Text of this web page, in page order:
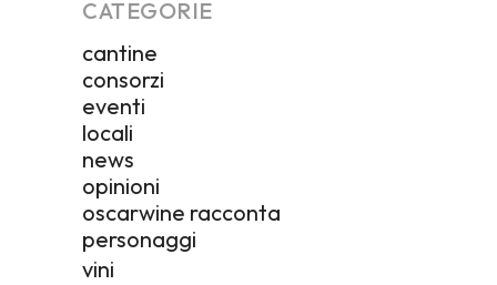
CATEGORIE
cantine
consorzi
eventi
locali
news
opinioni
oscarwine racconta
personaggi
vini